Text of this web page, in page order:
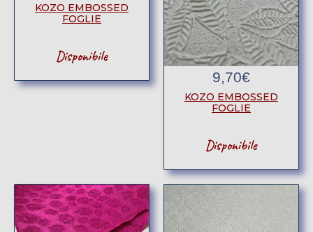
KOZO EMBOSSED
FOGLIE
Disponibile
9,70€
KOZO EMBOSSED
FOGLIE
Disponibile